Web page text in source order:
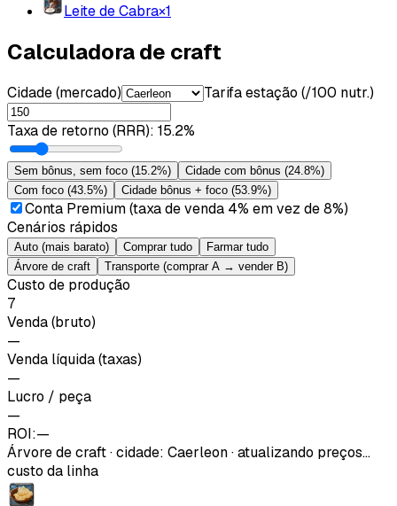
Leite de Cabra×1
Calculadora de craft
Cidade (mercado) Tarifa estação (/100 nutr.)
Taxa de retorno (RRR): 15.2%
Sem bônus, sem foco (15.2%) Cidade com bônus (24.8%)
Com foco (43.5%) Cidade bônus + foco (53.9%)
Conta Premium (taxa de venda 4% em vez de 8%)
Cenários rápidos
Auto (mais barato) Comprar tudo
Farmar tudo
Árvore de craft
Transporte (comprar A → vender B)
Custo de produção
7
Venda (bruto)
—
Venda líquida (taxas)
—
Lucro / peça
—
ROI:—
Árvore de craft·cidade: Caerleon· atualizando preços…
custo da linha